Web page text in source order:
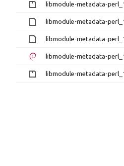
libmodule-metadata-